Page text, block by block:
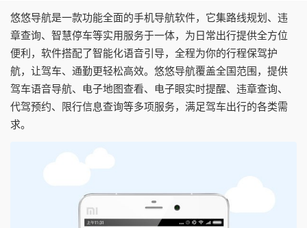
悠悠导航是一款功能全面的手机导航软件，它集路线规划、违
章查询、智慧停车等实用服务于一体，为日常出行提供全方位
便利，软件搭配了智能化语音引导，全程为你的行程保驾护
航，让驾车、通勤更轻松高效。悠悠导航覆盖全国范围，提供
驾车语音导航、电子地图查看、电子眼实时提醒、违章查询、
代驾预约、限行信息查询等多项服务，满足驾车出行的各类需
求。